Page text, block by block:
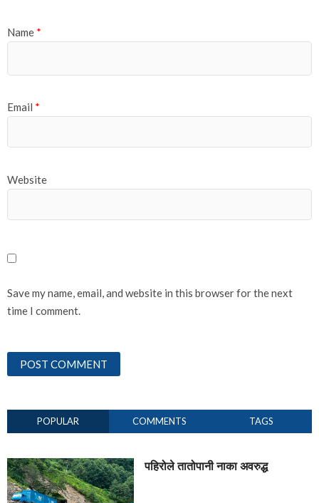
Name *
Email *
Website
Save my name, email, and website in this browser for the next
time I comment.
POPULAR COMMENTS TAGS
पहिरोले तातोपानी नाका अवरुद्ध